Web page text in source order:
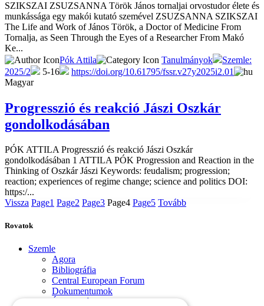
SZIKSZAI ZSUZSANNA Török János tornaljai orvostudor élete és
munkássága egy makói kutató szemével ZSUZSANNA SZIKSZAI
The Life and Work of János Török, a Doctor of Medicine From
Tornalja, as Seen Through the Eyes of a Researcher From Makó
Ke...
Pók Attila
Tanulmányok
Szemle:
2025/2
5-16
https://doi.org/10.61795/fssr.v27y2025i2.01
Magyar
Progresszió és reakció Jászi Oszkár
gondolkodásában
PÓK ATTILA Progresszió és reakció Jászi Oszkár
gondolkodásában 1 ATTILA PÓK Progression and Reaction in the
Thinking of Oszkár Jászi Keywords: feudalism; progression;
reaction; experiences of regime change; science and politics DOI:
https:/...
Vissza Page1 Page2 Page3 Page4 Page5 Tovább
Rovatok
Szemle
Agora
Bibliográfia
Central European Forum
Dokumentumok
Évforduló